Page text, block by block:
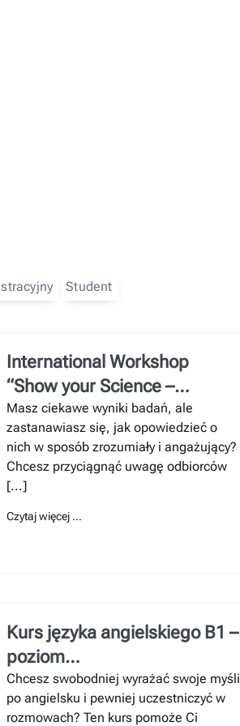
Student
International Workshop
“Show your Science –
Presentation Skills”
Masz ciekawe wyniki badań, ale
zastanawiasz się, jak opowiedzieć o
nich w sposób zrozumiały i angażujący?
Chcesz przyciągnąć uwagę odbiorców
[...]
Czytaj więcej …
Kurs języka angielskiego B1 –
poziom
średniozaawansowany
Chcesz swobodniej wyrażać swoje myśli
po angielsku i pewniej uczestniczyć w
rozmowach? Ten kurs pomoże Ci